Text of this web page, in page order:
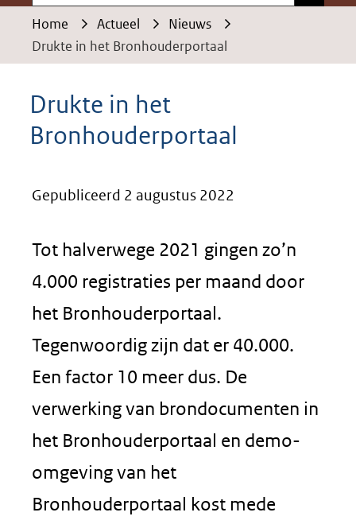
Home Actueel
Nieuws
Drukte in het Bronhouderportaal
Drukte in het
Bronhouderportaal
Gepubliceerd 2 augustus 2022
Tot halverwege 2021 gingen zo’n
4.000 registraties per maand door
het Bronhouderportaal.
Tegenwoordig zijn dat er 40.000.
Een factor 10 meer dus. De
verwerking van brondocumenten in
het Bronhouderportaal en demo-
omgeving van het
Bronhouderportaal kost mede